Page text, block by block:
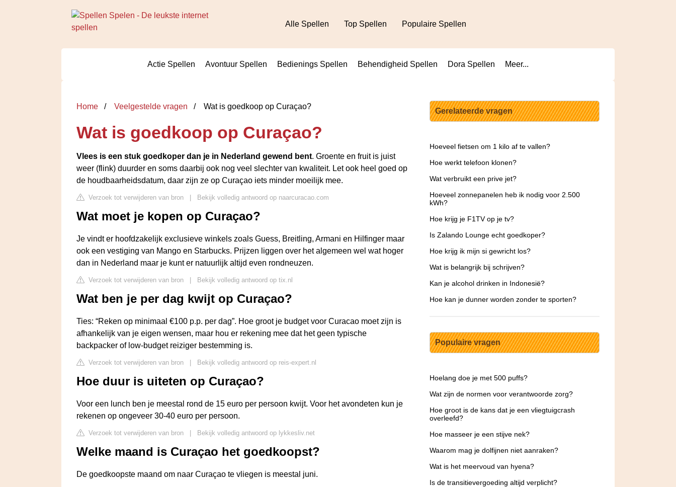
Alle Spellen Top Spellen Populaire Spellen
Actie Spellen Avontuur Spellen Bedienings Spellen Behendigheid Spellen Dora Spellen Meer...
Home Veelgestelde vragen Wat is goedkoop op Curaçao?
Wat is goedkoop op Curaçao?
Vlees is een stuk goedkoper dan je in Nederland gewend bent. Groente en fruit is juist
weer (flink) duurder en soms daarbij ook nog veel slechter van kwaliteit. Let ook heel goed op
de houdbaarheidsdatum, daar zijn ze op Curaçao iets minder moeilijk mee.
Verzoek tot verwijderen van bron Bekijk volledig antwoord op naarcuracao.com
Wat moet je kopen op Curaçao?
Je vindt er hoofdzakelijk exclusieve winkels zoals Guess, Breitling, Armani en Hilfinger maar
ook een vestiging van Mango en Starbucks. Prijzen liggen over het algemeen wel wat hoger
dan in Nederland maar je kunt er natuurlijk altijd even rondneuzen.
Verzoek tot verwijderen van bron Bekijk volledig antwoord op tix.nl
Wat ben je per dag kwijt op Curaçao?
Ties: “Reken op minimaal €100 p.p. per dag”. Hoe groot je budget voor Curacao moet zijn is
afhankelijk van je eigen wensen, maar hou er rekening mee dat het geen typische
backpacker of low-budget reiziger bestemming is.
Verzoek tot verwijderen van bron Bekijk volledig antwoord op reis-expert.nl
Hoe duur is uiteten op Curaçao?
Voor een lunch ben je meestal rond de 15 euro per persoon kwijt. Voor het avondeten kun je
rekenen op ongeveer 30-40 euro per persoon.
Verzoek tot verwijderen van bron Bekijk volledig antwoord op lykkesliv.net
Welke maand is Curaçao het goedkoopst?
De goedkoopste maand om naar Curaçao te vliegen is meestal juni.
Gerelateerde vragen
Hoeveel fietsen om 1 kilo af te vallen?
Hoe werkt telefoon klonen?
Wat verbruikt een prive jet?
Hoeveel zonnepanelen heb ik nodig voor 2.500
kWh?
Hoe krijg je F1TV op je tv?
Is Zalando Lounge echt goedkoper?
Hoe krijg ik mijn si gewricht los?
Wat is belangrijk bij schrijven?
Kan je alcohol drinken in Indonesië?
Hoe kan je dunner worden zonder te sporten?
Populaire vragen
Hoelang doe je met 500 puffs?
Wat zijn de normen voor verantwoorde zorg?
Hoe groot is de kans dat je een vliegtuigcrash
overleefd?
Hoe masseer je een stijve nek?
Waarom mag je dolfijnen niet aanraken?
Wat is het meervoud van hyena?
Is de transitievergoeding altijd verplicht?